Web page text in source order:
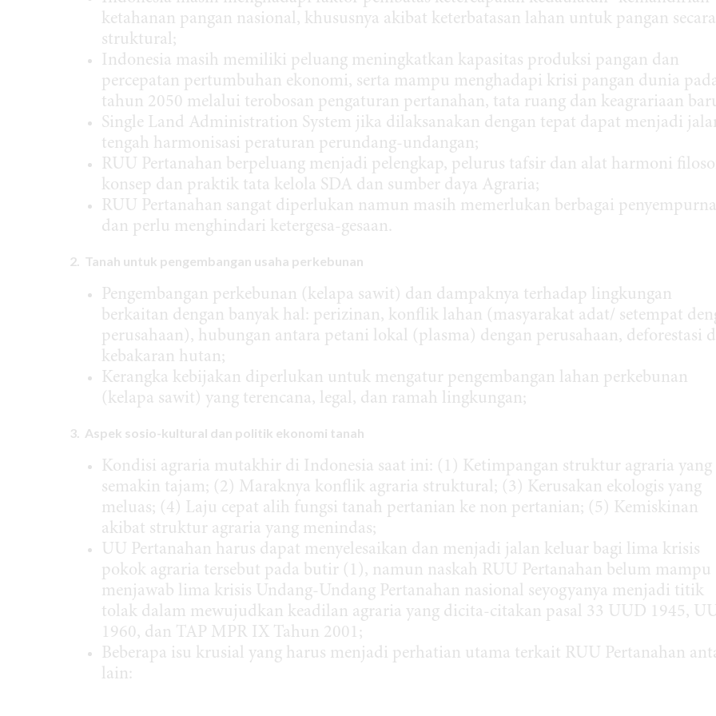
ketahanan pangan nasional, khususnya akibat keterbatasan lahan untuk pangan secara
struktural;
Indonesia masih memiliki peluang meningkatkan kapasitas produksi pangan dan
percepatan pertumbuhan ekonomi, serta mampu menghadapi krisi pangan dunia
tahun 2050 melalui terobosan pengaturan pertanahan, tata ruang dan keagrariaan
Single Land Administration System jika dilaksanakan dengan tepat dapat menjadi
tengah harmonisasi peraturan perundang-undangan;
RUU Pertanahan berpeluang menjadi pelengkap, pelurus tafsir dan alat harmoni
konsep dan praktik tata kelola SDA dan sumber daya Agraria;
RUU Pertanahan sangat diperlukan namun masih memerlukan berbagai
dan perlu menghindari ketergesa-gesaan.
2. Tanah untuk pengembangan usaha perkebunan
Pengembangan perkebunan (kelapa sawit) dan dampaknya terhadap lingkungan
berkaitan dengan banyak hal: perizinan, konflik lahan (masyarakat adat/ setempat
perusahaan), hubungan antara petani lokal (plasma) dengan perusahaan, deforestasi
kebakaran hutan;
Kerangka kebijakan diperlukan untuk mengatur pengembangan lahan perkebunan
(kelapa sawit) yang terencana, legal, dan ramah lingkungan;
3. Aspek sosio-kultural dan politik ekonomi tanah
Kondisi agraria mutakhir di Indonesia saat ini: (1) Ketimpangan struktur agraria yang
semakin tajam; (2) Maraknya konflik agraria struktural; (3) Kerusakan ekologis yang
meluas; (4) Laju cepat alih fungsi tanah pertanian ke non pertanian; (5) Kemiskinan
akibat struktur agraria yang menindas;
UU Pertanahan harus dapat menyelesaikan dan menjadi jalan keluar bagi lima krisis
pokok agraria tersebut pada butir (1), namun naskah RUU Pertanahan belum mampu
menjawab lima krisis Undang-Undang Pertanahan nasional seyogyanya menjadi titik
tolak dalam mewujudkan keadilan agraria yang dicita-citakan pasal 33 UUD 1945,
1960, dan TAP MPR IX Tahun 2001;
Beberapa isu krusial yang harus menjadi perhatian utama terkait RUU Pertanahan
lain: